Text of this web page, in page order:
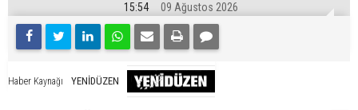
15:54 09 Ağustos 2026
Haber Kaynağı YENİDÜZEN